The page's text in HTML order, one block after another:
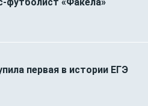
первая в истории ЕГЭ